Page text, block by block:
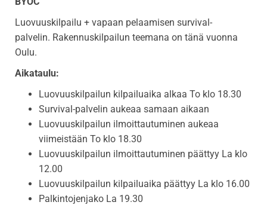
Luovuuskilpailu + vapaan pelaamisen survival-
palvelin. Rakennuskilpailun teemana on tänä vuonna
Oulu.
Aikataulu:
Luovuuskilpailun kilpailuaika alkaa To klo 18.30
Survival-palvelin aukeaa samaan aikaan
Luovuuskilpailun ilmoittautuminen aukeaa
viimeistään To klo 18.30
Luovuuskilpailun ilmoittautuminen päättyy La klo
12.00
Luovuuskilpailun kilpailuaika päättyy La klo 16.00
Palkintojenjako La 19.30